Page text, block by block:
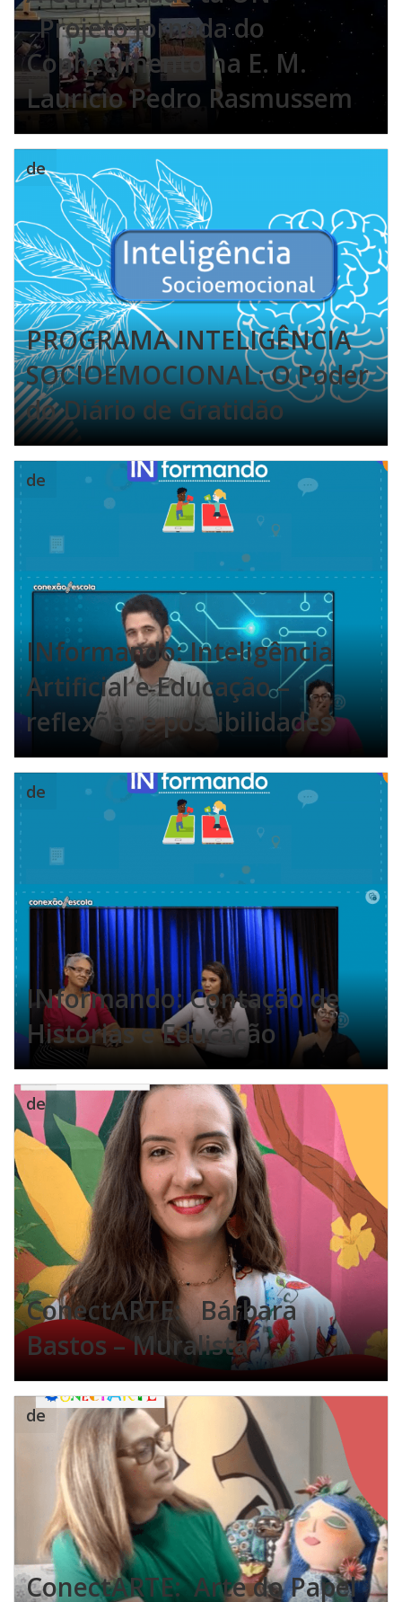
Projeto Jornada do
Conhecimento na E. M.
Lauricio Pedro Rasmussem
PROGRAMA INTELIGÊNCIA
SOCIOEMOCIONAL: O Poder
do Diário de Gratidão
de
INformando: Inteligência
Artificial e Educação –
reflexões e possibilidades
de
INformando: Contação de
Histórias e Educação
de
ConectARTE: Bárbara
Bastos – Muralista
de
ConectARTE: Arte do Papel
de